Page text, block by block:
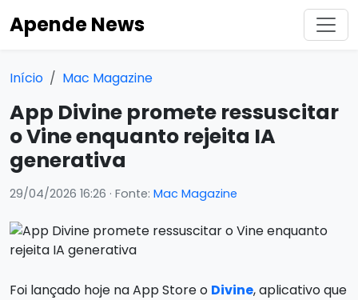
Apende News
Início Mac Magazine
App Divine promete ressuscitar
o Vine enquanto rejeita IA
generativa
29/04/2026 16:26 · Fonte: Mac Magazine
Foi lançado hoje na App Store o Divine, aplicativo que